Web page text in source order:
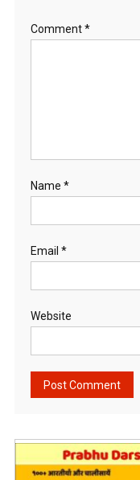
Comment*
Name *
Email *
Website